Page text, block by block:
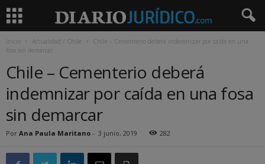
Inicio Actualidad / Chile
Chile – Cementerio deberá indemnizar por caída en una
fosa sin demarcar
Chile – Cementerio deberá
indemnizar por caída en una fosa
sin demarcar
Por Ana Paula Maritano - 3 junio, 2019 282